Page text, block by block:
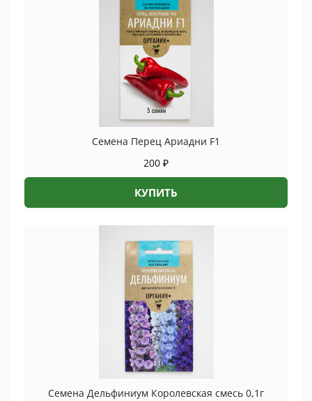
Семена Перец Ариадни F1
200 ₽
КУПИТЬ
Семена Дельфиниум Королевская смесь 0,1г